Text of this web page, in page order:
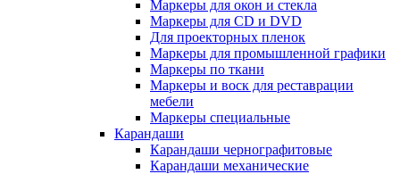
Маркеры для окон и стекла
Маркеры для CD и DVD
Для проекторных пленок
Маркеры для промышленной графики
Маркеры по ткани
Маркеры и воск для реставрации
мебели
Маркеры специальные
Карандаши
Карандаши чернографитовые
Карандаши механические